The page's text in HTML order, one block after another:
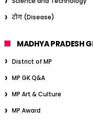
रोग (Disease)
MADHYA PRADESH
District of MP
MP GK Q&A
MP Art & Culture
MP Award